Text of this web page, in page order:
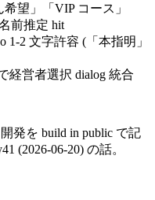
望」「VIP コース」
前推定 hit
1-2 文字許容 (「本指明」
経営者選択 dialog 統合
発を build in public で記
(2026-06-20) の話。